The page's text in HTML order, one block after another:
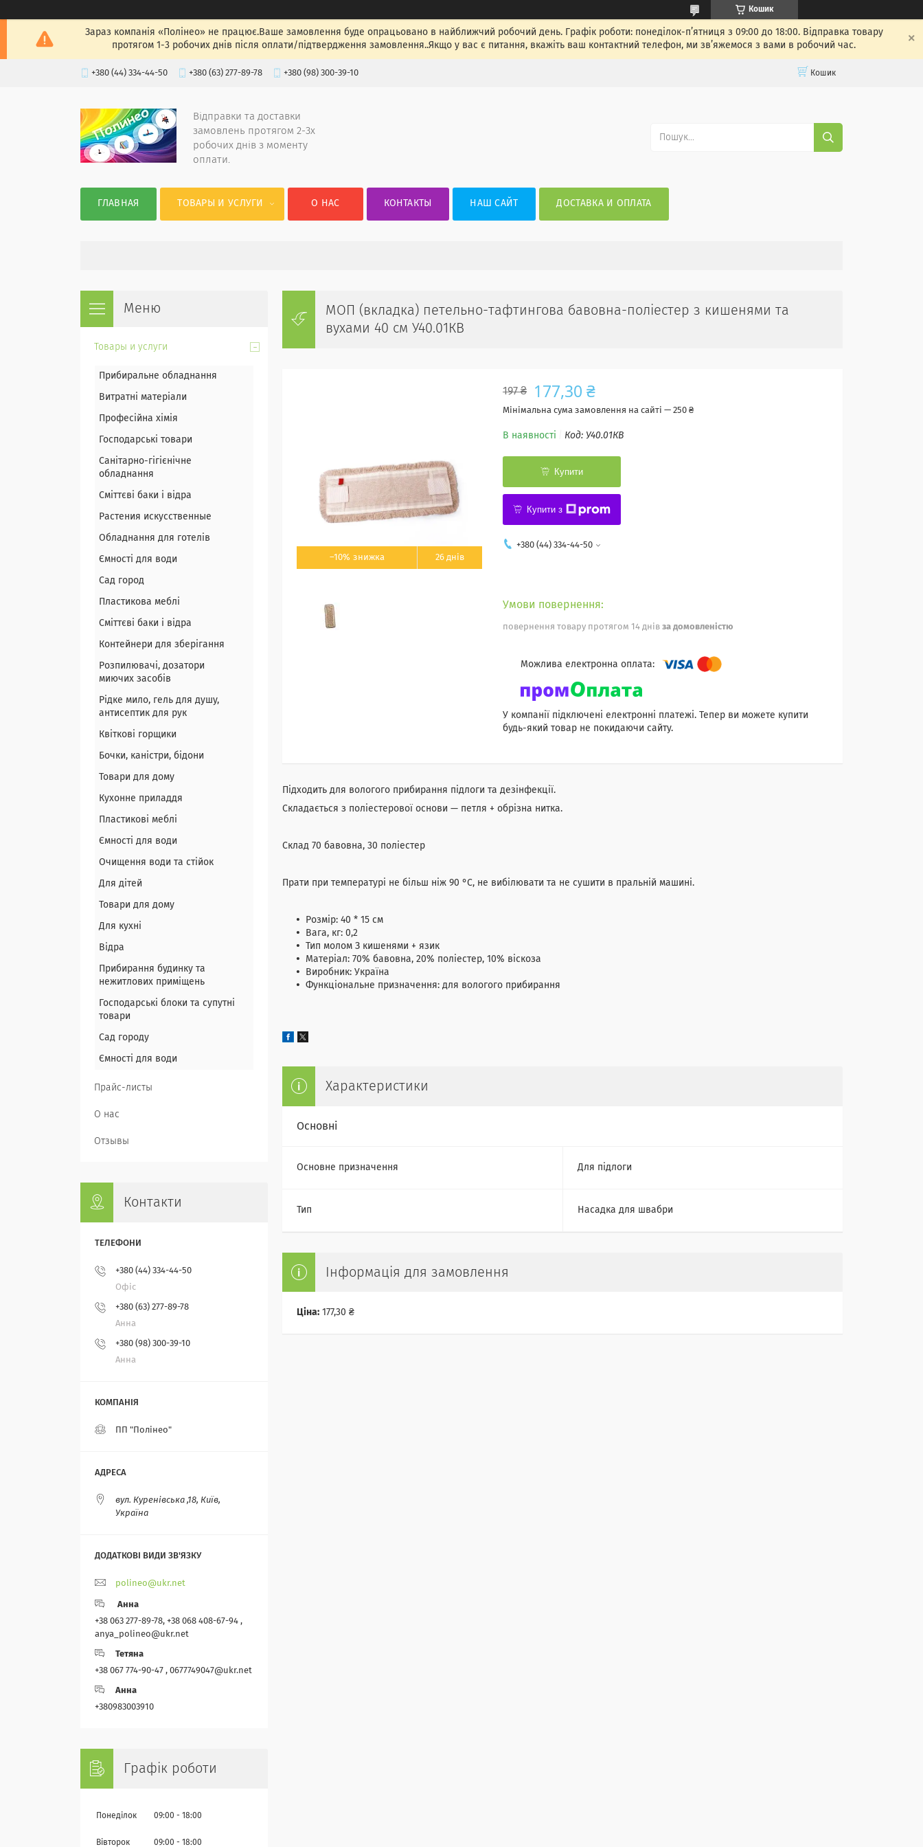
Кошик
Зараз компанія «Полінео» не працює.Ваше замовлення буде опрацьовано в найближчий робочий день. Графік роботи: понеділок-п’ятниця з 09:00 до 18:00. Відправка товару
протягом 1-3 робочих днів після оплати/підтвердження замовлення..Якщо у вас є питання, вкажіть ваш контактний телефон, ми зв’яжемося з вами в робочий час.
+380 (44) 334-44-50 +380 (63) 277-89-78 +380 (98) 300-39-10 Кошик
Відправки та доставки
замовлень протягом 2-3х
робочих днів з моменту
оплати.
ГЛАВНАЯ ТОВАРЫ И УСЛУГИ О НАС КОНТАКТЫ НАШ САЙТ ДОСТАВКА И ОПЛАТА
МОП (вкладка) петельно-тафтингова бавовна-поліестер з кишенями та
вухами 40 см У40.01КB
–10% 26 днів
197 ₴ 177,30 ₴
Мінімальна сума замовлення на сайті — 250 ₴
В наявності Код: У40.01КB
Купити
Купити з
+380 (44) 334-44-50
повернення товару протягом 14 днів за домовленістю
У компанії підключені електронні платежі. Тепер ви можете купити
будь-який товар не покидаючи сайту.
Підходить для вологого прибирання підлоги та дезінфекції.
Складається з поліестерової основи — петля + обрізна нитка.
Склад 70 бавовна, 30 поліестер
Прати при температурі не більш ніж 90 °C, не вибілювати та не сушити в пральній машині.
Розмір: 40 * 15 см
Вага, кг: 0,2
Тип молом З кишенями + язик
Матеріал: 70% бавовна, 20% поліестер, 10% віскоза
Виробник: Україна
Функціональне призначення: для вологого прибирання
Характеристики
Основні
Основне призначення Для підлоги
Тип Насадка для швабри
Інформація для замовлення
Ціна: 177,30 ₴
Товары и услуги
Прибиральне обладнання
Витратні матеріали
Професійна хімія
Господарські товари
Санітарно-гігієнічне
обладнання
Сміттєві баки і відра
Растения искусственные
Обладнання для готелів
Ємності для води
Сад город
Пластикова меблі
Сміттєві баки і відра
Контейнери для зберігання
Розпилювачі, дозатори
миючих засобів
Рідке мило, гель для душу,
антисептик для рук
Квіткові горщики
Бочки, каністри, бідони
Товари для дому
Кухонне приладдя
Пластикові меблі
Ємності для води
Очищення води та стійок
Для дітей
Товари для дому
Для кухні
Відра
Прибирання будинку та
нежитлових приміщень
Господарські блоки та супутні
товари
Сад городу
Ємності для води
Прайс-листы
О нас
Отзывы
Контакти
+380 (44) 334-44-50
Офіс
+380 (63) 277-89-78
Анна
+380 (98) 300-39-10
Анна
ПП "Полінео"
вул. Куренівська ,18, Київ,
Україна
polineo@ukr.net
Анна
+38 063 277-89-78, +38 068 408-67-94 ,
anya_polineo@ukr.net
Тетяна
+38 067 774-90-47 , 0677749047@ukr.net
Анна
+380983003910
Графік роботи
Понеділок 09:00 18:00
Вівторок 09:00 18:00